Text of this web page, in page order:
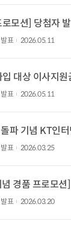
모션] 당첨자
발표 2026.05.11
대상 이사지
발표 2026.05.11
발표 2026.03.25
경품 프로모션
발표 2026.03.20